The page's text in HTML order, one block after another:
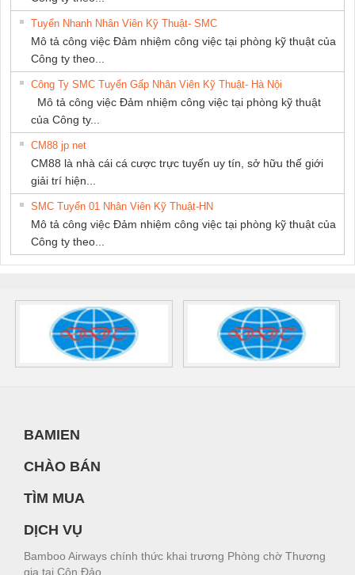
Tuyển Nhanh Nhân Viên Kỹ Thuật- SMC
Mô tả công việc Đảm nhiệm công việc tại phòng kỹ thuật của
Công ty theo...
Công Ty SMC Tuyển Gấp Nhân Viên Kỹ Thuật- Hà Nội
Mô tả công việc Đảm nhiệm công việc tại phòng kỹ thuật
của Công ty...
CM88 jp net
CM88 là nhà cái cá cược trực tuyến uy tín, sở hữu thế giới
giải trí hiện...
SMC Tuyển 01 Nhân Viên Kỹ Thuật-HN
Mô tả công việc Đảm nhiệm công việc tại phòng kỹ thuật của
Công ty theo...
BAMIEN
CHÀO BÁN
TÌM MUA
DỊCH VỤ
Bamboo Airways chính thức khai trương Phòng chờ Thương
gia tại Côn Đảo